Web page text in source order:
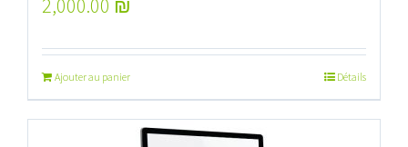
2,000.00 ₪
Ajouter au panier Détails